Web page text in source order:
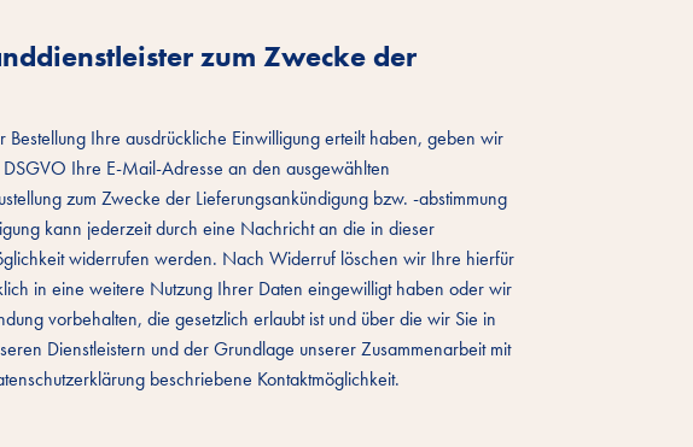
zum Zwecke der
Ihre ausdrückliche Einwilligung erteilt haben, geben wir
Ihre E-Mail-Adresse an den ausgewählten
zum Zwecke der Lieferungsankündigung bzw. -abstimmung
kann jederzeit durch eine Nachricht an die in dieser
widerrufen werden. Nach Widerruf löschen wir Ihre hierfür
in eine weitere Nutzung Ihrer Daten eingewilligt haben oder wir
vorbehalten, die gesetzlich erlaubt ist und über die wir Sie in
Dienstleistern und der Grundlage unserer Zusammenarbeit mit
beschriebene Kontaktmöglichkeit.